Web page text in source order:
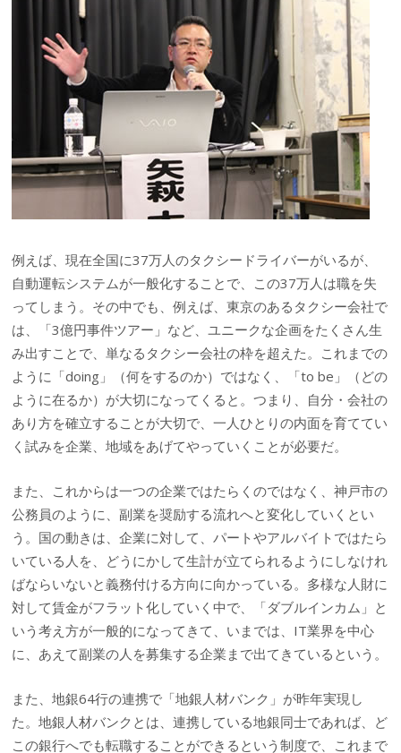
例えば、現在全国に37万人のタクシードライバーがいるが、
自動運転システムが一般化することで、この37万人は職を失
ってしまう。その中でも、例えば、東京のあるタクシー会社で
は、「3億円事件ツアー」など、ユニークな企画をたくさん生
み出すことで、単なるタクシー会社の枠を超えた。これまでの
ように「doing」（何をするのか）ではなく、「to be」（どの
ように在るか）が大切になってくると。つまり、自分・会社の
あり方を確立することが大切で、一人ひとりの内面を育ててい
く試みを企業、地域をあげてやっていくことが必要だ。
また、これからは一つの企業ではたらくのではなく、神戸市の
公務員のように、副業を奨励する流れへと変化していくとい
う。国の動きは、企業に対して、パートやアルバイトではたら
いている人を、どうにかして生計が立てられるようにしなけれ
ばならいないと義務付ける方向に向かっている。多様な人財に
対して賃金がフラット化していく中で、「ダブルインカム」と
いう考え方が一般的になってきて、いまでは、IT業界を中心
に、あえて副業の人を募集する企業まで出てきているという。
また、地銀64行の連携で「地銀人材バンク」が昨年実現し
た。地銀人材バンクとは、連携している地銀同士であれば、ど
この銀行へでも転職することができるという制度で、これまで